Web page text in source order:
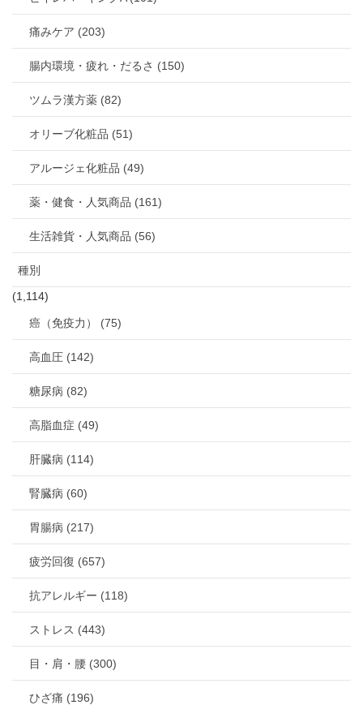
痛みケア (203)
腸内環境・疲れ・だるさ (150)
ツムラ漢方薬 (82)
オリーブ化粧品 (51)
アルージェ化粧品 (49)
薬・健食・人気商品 (161)
生活雑貨・人気商品 (56)
種別
(1,114)
癌（免疫力） (75)
高血圧 (142)
糖尿病 (82)
高脂血症 (49)
肝臓病 (114)
腎臓病 (60)
胃腸病 (217)
疲労回復 (657)
抗アレルギー (118)
ストレス (443)
目・肩・腰 (300)
ひざ痛 (196)